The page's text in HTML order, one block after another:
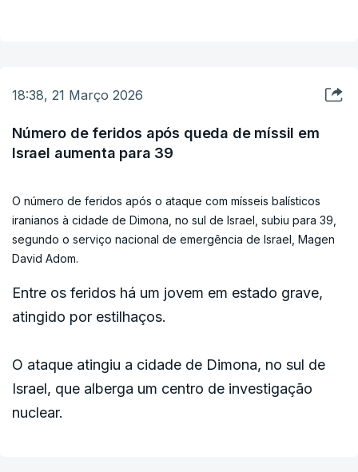
belonging to the Iranian military industries and the ballistic
The ‘Malek-ashtar’ University facility was utilized by the Iranian
develop…
— Israel Defense Forces (@IDF)March 21, 2026
"Esta universidade estava sob o controlo do
Ministério da Defesa iraniano e está sujeita a
sanções internacionais devido às suas atividades
fazer avançar o programa nuclear iraniano e
desenvolver mísseis balísticos", acrescentou o
18:38, 21 Março 2026
Número de feridos após queda de míssil em
Israel aumenta para 39
O número de feridos após o ataque com mísseis balísticos
iranianos à cidade de Dimona, no sul de Israel, subiu para 39,
segundo o serviço nacional de emergência de Israel, Magen
David Adom.
Entre os feridos há um jovem em estado grave,
atingido por estilhaços.
O ataque atingiu a cidade de Dimona, no sul de
Israel, que alberga um centro de investigação
nuclear.